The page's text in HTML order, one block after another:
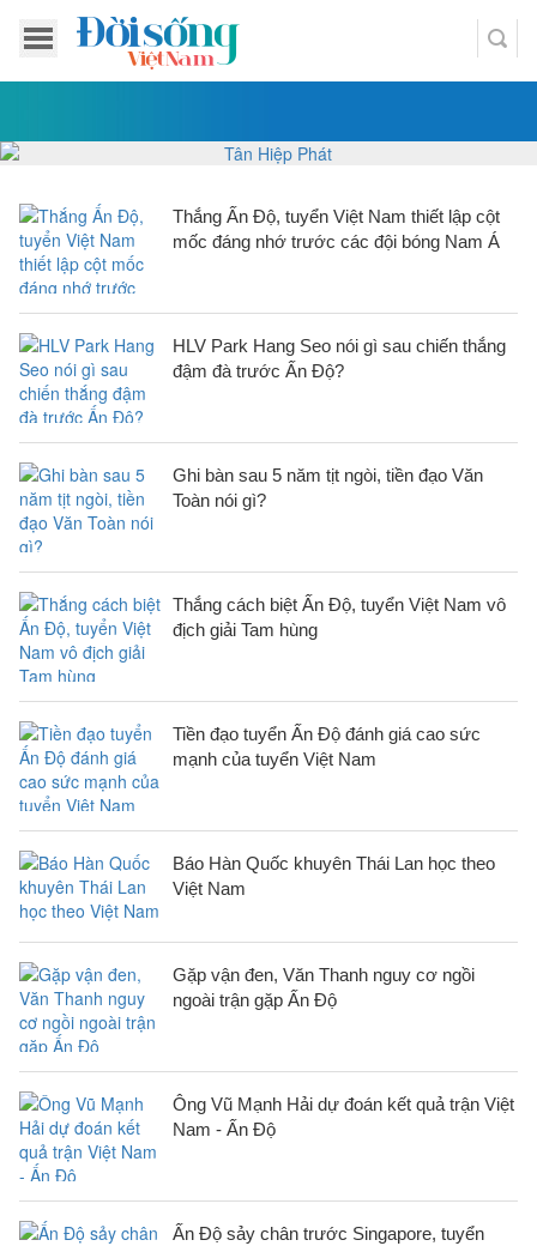
Thắng Ấn Độ, tuyển Việt Nam thiết lập cột
mốc đáng nhớ trước các đội bóng Nam Á
HLV Park Hang Seo nói gì sau chiến thắng
đậm đà trước Ấn Độ?
Ghi bàn sau 5 năm tịt ngòi, tiền đạo Văn
Toàn nói gì?
Thắng cách biệt Ấn Độ, tuyển Việt Nam vô
địch giải Tam hùng
Tiền đạo tuyển Ấn Độ đánh giá cao sức
mạnh của tuyển Việt Nam
Báo Hàn Quốc khuyên Thái Lan học theo
Việt Nam
Gặp vận đen, Văn Thanh nguy cơ ngồi
ngoài trận gặp Ấn Độ
Ông Vũ Mạnh Hải dự đoán kết quả trận Việt
Nam - Ấn Độ
Ấn Độ sảy chân trước Singapore, tuyển